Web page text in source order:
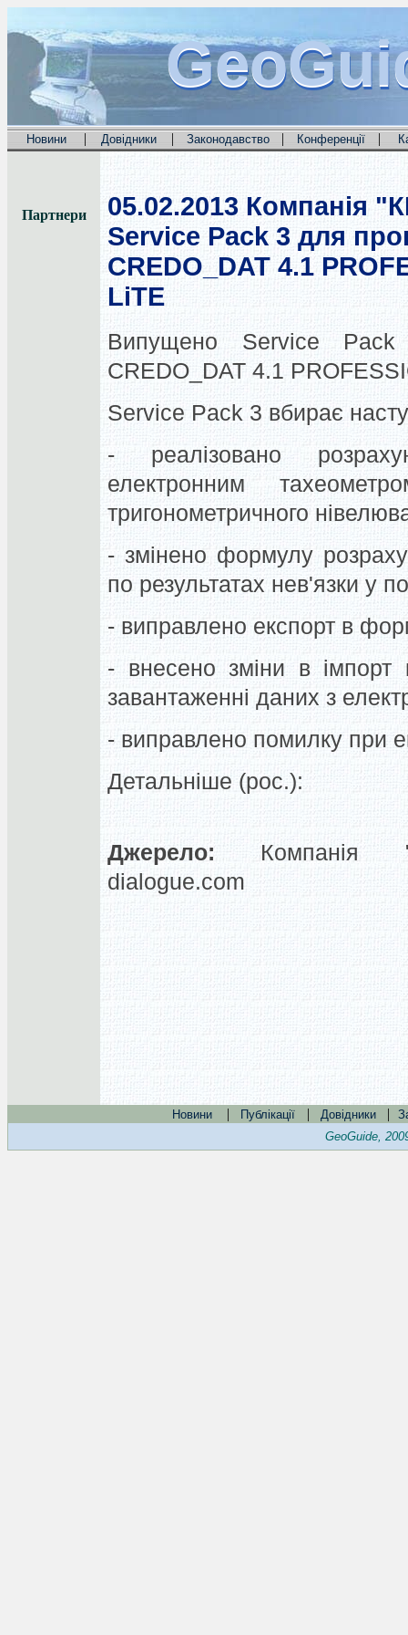
Новини | Довідники | Законодавство | Конференції |
Партнери 05.02.2013 Компанія
Service Pack 3 для
CREDO_DAT 4.1
LiTE
Випущено Service Pack
CREDO_DAT 4.1
Service Pack 3 вбирає
- реалізовано
електронним
тригонометричного
- змінено формулу
по результатах нев'язки у
- виправлено експорт в
- внесено зміни в імпорт
завантаженні даних з
- виправлено помилку при
Детальніше (рос.):
Джерело: Компанія
dialogue.com
Новини | Публікації | Довідники |
GeoGuide,